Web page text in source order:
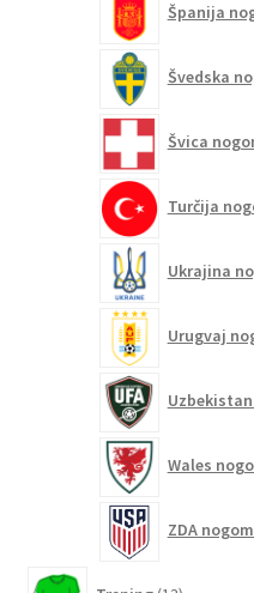
Španija
Švedska
Švica
Turčija
Ukrajina
Urugvaj
Wales
ZDA